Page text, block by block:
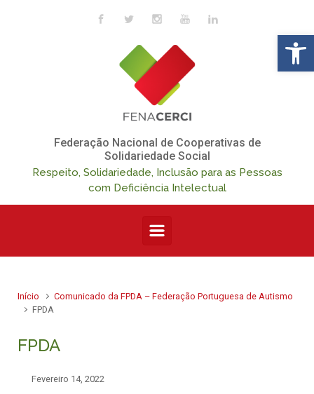
Skip to main content
Federação Nacional de Cooperativas de
Solidariedade Social
Respeito, Solidariedade, Inclusão para as Pessoas
com Deficiência Intelectual
Início
Comunicado da FPDA – Federação Portuguesa de Autismo
FPDA
FPDA
Fevereiro 14, 2022